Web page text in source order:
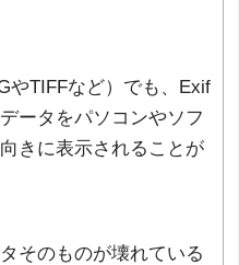
やTIFFなど）でも、Exif
ータをパソコンやソフ
きに表示されることが
そのものが壊れている